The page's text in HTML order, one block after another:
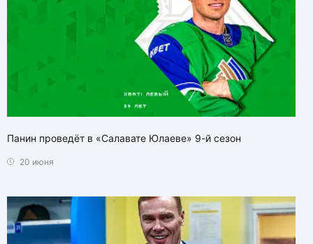
Панин проведёт в «Салавате Юлаеве» 9-й сезон
20 июня